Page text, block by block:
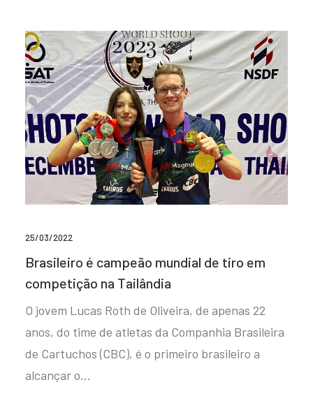
25/03/2022
Brasileiro é campeão mundial de tiro em
competição na Tailândia
O jovem Lucas Roth de Oliveira, de apenas 22
anos, do time de atletas da Companhia Brasileira
de Cartuchos (CBC), é o primeiro brasileiro a
alcançar o…